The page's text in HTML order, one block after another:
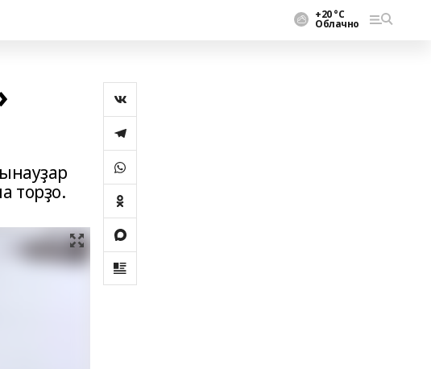
+20 °С
Облачно
торҙо.